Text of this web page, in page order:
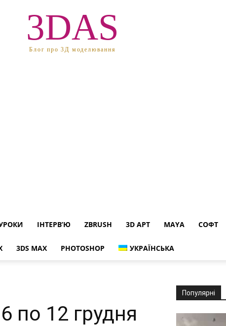
3DAS
Блог про 3Д моделювання
ІНТЕРВ’Ю ZBRUSH 3D АРТ MAYA СОФТ
3DS MAX PHOTOSHOP УКРАЇНСЬКА
по 12 грудня
Популярні